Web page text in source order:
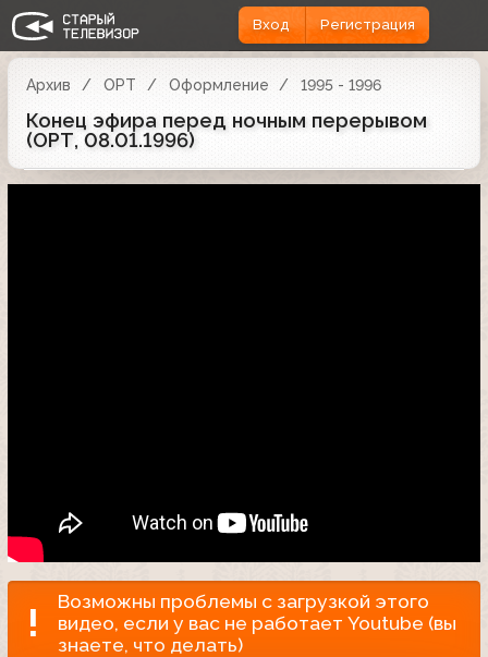
Вход Регистрация
Архив ОРТ Оформление 1995 - 1996
Конец эфира перед ночным перерывом
(ОРТ, 08.01.1996)
Возможны проблемы с загрузкой этого
видео, если у вас не работает Youtube (вы
знаете, что делать)